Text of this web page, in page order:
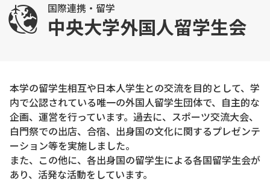
国際連携・留学
中央大学外国人留学生会
本学の留学生相互や日本人学生との交流を目的として、学
内で公認されている唯一の外国人留学生団体で、自主的な
企画、運営を行っています。過去に、スポーツ交流大会、
白門祭での出店、合宿、出身国の文化に関するプレゼンテ
ーション等を実施しました。
また、この他に、各出身国の留学生による各国留学生会が
あり、活発な活動をしています。